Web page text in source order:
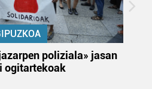
poliziala» jasan
ogitartekoak